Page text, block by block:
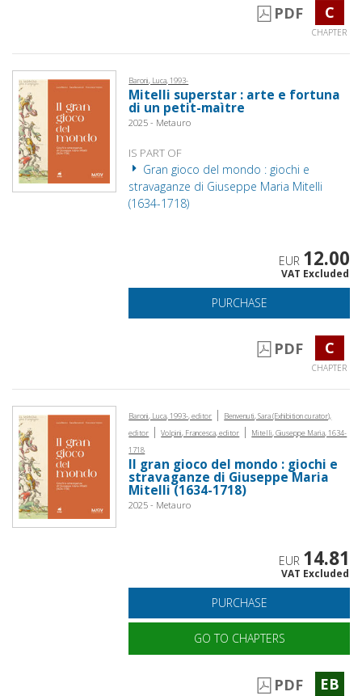
PDF C
CHAPTER
Baroni, Luca, 1993-
Mitelli superstar : arte e fortuna
di un petit-maìtre
2025 - Metauro
IS PART OF
Gran gioco del mondo : giochi e
stravaganze di Giuseppe Maria Mitelli
(1634-1718)
EUR 12.00
VAT Excluded
PURCHASE
PDF C
CHAPTER
Baroni, Luca, 1993-, editor |
Benvenuti, Sara (Exhibition curator),
editor | Volpini, Francesca, editor |
Mitelli, Giuseppe Maria, 1634-
1718
Il gran gioco del mondo : giochi e
stravaganze di Giuseppe Maria
Mitelli (1634-1718)
2025 - Metauro
EUR 14.81
VAT Excluded
PURCHASE
GO TO CHAPTERS
PDF EB